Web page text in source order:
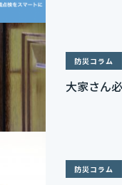
防災コラム
大家さん
防災コラム